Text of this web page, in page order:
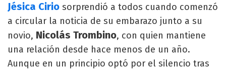
Jésica Cirio sorprendió a todos cuando comenzó
a circular la noticia de su embarazo junto a su
novio, Nicolás Trombino, con quien mantiene
una relación desde hace menos de un año.
Aunque en un principio optó por el silencio tras